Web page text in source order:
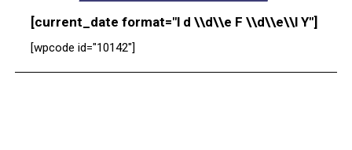
[current_date format="l d \\d\\e F \\d\\e\\l Y"]
[wpcode id="10142"]